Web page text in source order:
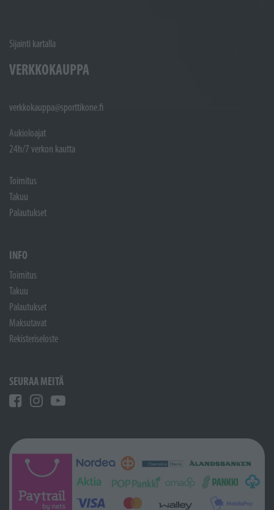
Sijainti kartalla
VERKKOKAUPPA
verkkokauppa@sporttikone.fi
Aukioloajat
24h/7 verkon kautta
Toimitus
Takuu
Palautukset
INFO
Toimitus
Takuu
Palautukset
Maksutavat
Rekisteriseloste
SEURAA MEITÄ